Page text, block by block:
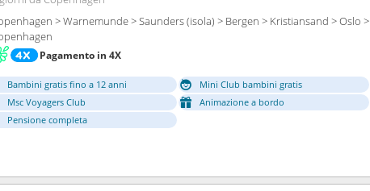
> Warnemunde > Saunders (isola) > Bergen > Kristiansand > Oslo >
Pagamento in 4X
Bambini gratis fino a 12 anni
Mini Club bambini gratis
Msc Voyagers Club
Animazione a bordo
Pensione completa